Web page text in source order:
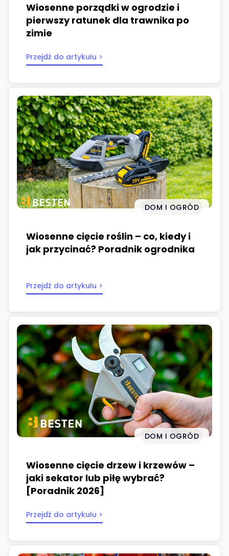
Wiosenne porządki w ogrodzie i
pierwszy ratunek dla trawnika po
zimie
Przejdź do artykułu >
DOM I OGRÓD
Wiosenne cięcie roślin – co, kiedy i
jak przycinać? Poradnik ogrodnika
Przejdź do artykułu >
DOM I OGRÓD
Wiosenne cięcie drzew i krzewów –
jaki sekator lub piłę wybrać?
[Poradnik 2026]
Przejdź do artykułu >